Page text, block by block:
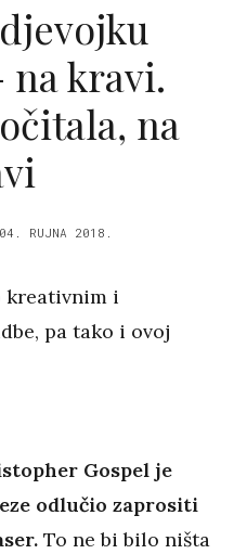
kravi.
na
04. RUJNA 2018.
kreativnim i
pa tako i ovoj
Gospel je
odlučio zaprositi
To ne bi bilo ništa